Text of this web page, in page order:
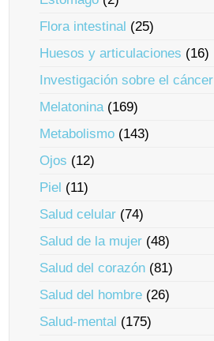
Flora intestinal (25)
Huesos y articulaciones (16)
Investigación sobre el cáncer
Melatonina(169)
Metabolismo (143)
Ojos (12)
Piel (11)
Salud celular (74)
Salud de la mujer (48)
Salud del corazón (81)
Salud del hombre (26)
Salud-mental (175)